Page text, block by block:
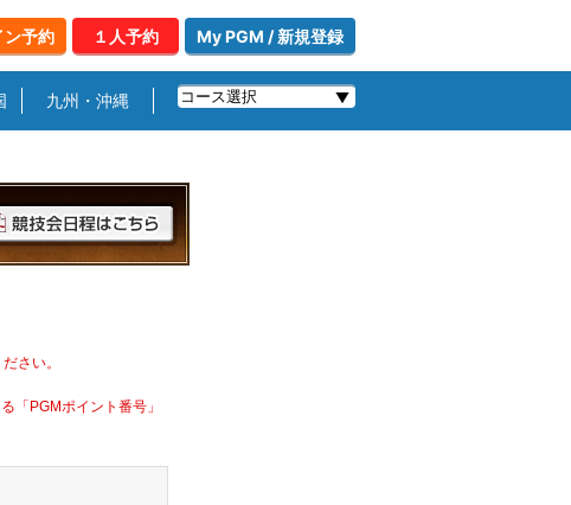
ン予約 １人予約 My PGM / 新規登録
九州・沖縄
さい。
「PGMポイント番号」